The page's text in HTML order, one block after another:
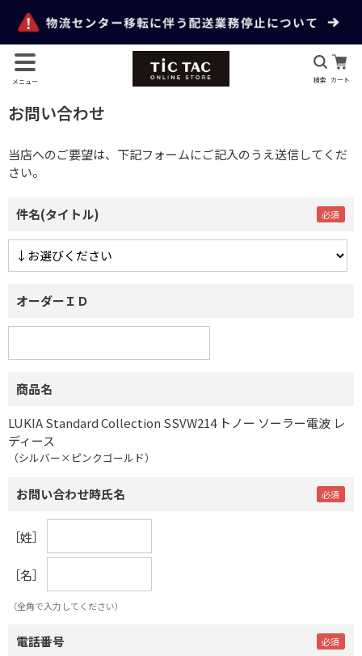
メニュー 検索 カート
お問い合わせ
当店へのご要望は、下記フォームにご記入のうえ送信してくだ
さい。
件名(タイトル)
オーダーＩＤ
商品名
LUKIA Standard Collection SSVW214 トノー ソーラー電波 レ
ディース
（シルバー×ピンクゴールド）
お問い合わせ時氏名
［姓］
［名］
（全角で入力してください）
電話番号